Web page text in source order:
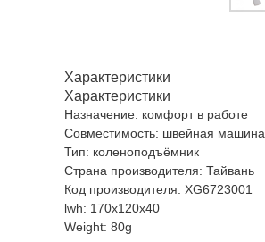
Характеристики
Характеристики
Назначение: комфорт в работе
Совместимость: швейная машина
Тип: коленоподъёмник
Страна производителя: Тайвань
Код производителя: XG6723001
lwh: 170x120x40
Weight: 80g